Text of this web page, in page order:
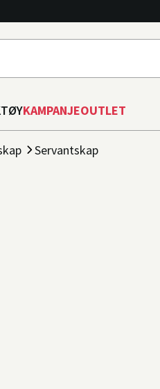
KAMPANJEOUTLET
Servantskap